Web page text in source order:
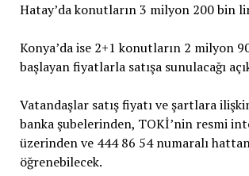
Hatay’da konutların 3 milyon 200 bin
Konya’da ise 2+1 konutların 2 milyon
başlayan fiyatlarla satışa sunulacağı
Vatandaşlar satış fiyatı ve şartlara
banka şubelerinden, TOKİ’nin resmi
üzerinden ve 444 86 54 numaralı
öğrenebilecek.